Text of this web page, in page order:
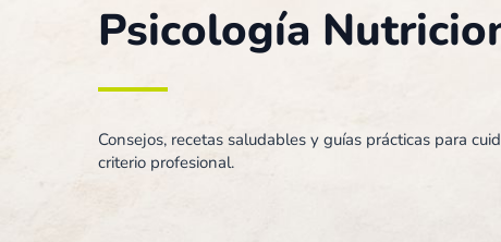
Psicología
Consejos, recetas saludables y guías prácticas para
criterio profesional.